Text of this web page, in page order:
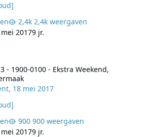
2,4k weergaven
20179 jr.
- 1900-0100 - Ekstra Weekend,
, 18 mei 2017
900 weergaven
20179 jr.